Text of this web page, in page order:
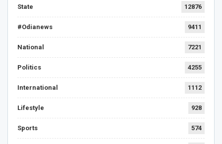
State 12876
#Odianews 9411
National 7221
Politics 4255
International 1112
Lifestyle 928
Sports 574